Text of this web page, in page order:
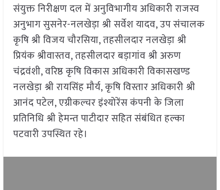
संयुक्त निरीक्षण दल में अनुविभागीय अधिकारी राजस्व
अनुभाग सुसनेर-नलखेड़ा श्री सर्वेश यादव, उप संचालक
कृषि श्री विजय चौरसिया, तहसीलदार नलखेड़ा श्री
प्रियंक श्रीवास्तव, तहसीलदार बड़ागांव श्री अरुण
चंद्रवंशी, वरिष्ठ कृषि विकास अधिकारी विकासखण्ड
नलखेड़ा श्री रायसिंह मौर्य, कृषि विस्तार अधिकारी श्री
आनंद पटेल, एग्रीकल्चर इंश्योरेंस कंपनी के जिला
प्रतिनिधि श्री हेमन्त पाटीदार सहित संबंधित हल्का
पटवारी उपस्थित रहे।